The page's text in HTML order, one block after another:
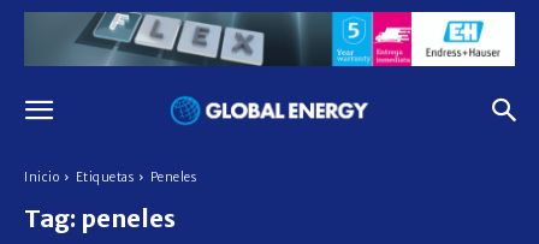
Inicio Etiquetas Peneles
Tag: peneles